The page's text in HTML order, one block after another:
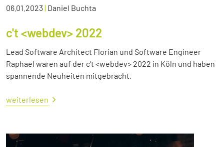
06.01.2023| Daniel Buchta
c't <webdev> 2022
Lead Software Architect Florian und Software Engineer
Raphael waren auf der c't <webdev> 2022 in Köln und haben
spannende Neuheiten mitgebracht.
weiterlesen